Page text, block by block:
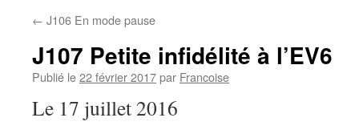
← J106 En mode pause
J107 Petite infidélité à l’EV6
Publié le22 février 2017par Francoise
Le 17 juillet 2016